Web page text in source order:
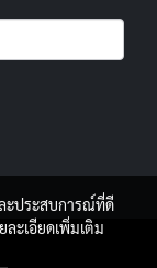
ะประสบการณ์ที่ดี
ะเอียดเพิ่มเติม